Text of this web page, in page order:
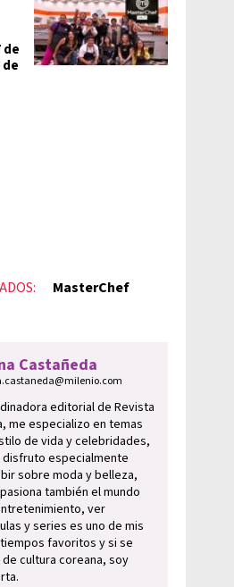
de
MasterChef
Castañeda
editorial de Revista
me especializo en temas
de vida y celebridades,
especialmente
sobre moda y belleza,
también el mundo
ver
y series es uno de mis
favoritos y si se
cultura coreana, soy